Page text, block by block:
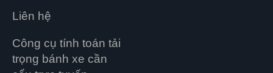
Liên hệ
Công cụ tính toán tải
trọng bánh xe cần